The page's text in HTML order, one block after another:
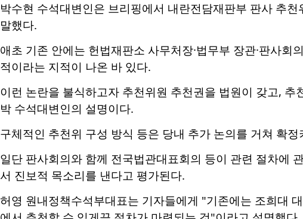
박수현 수석대변인은 브리핑에서 내란전담재판부 판사 추
말했다.
애초 기존 안에는 헌법재판소 사무처장·법무부 장관·판사
적이라는 지적이 나온 바 있다.
이런 논란을 불식하고자 추천위원 추천권을 법원이 갖고,
박 수석대변인의 설명이다.
구체적인 추천위 구성 방식 등은 당내 추가 논의를 거쳐 확정
일단 판사회의와 함께 전국법관대표회의 등이 관련 절차에
서 진보적 목소리를 낸다고 평가된다.
허영 원내정책수석부대표는 기자들에게 "기존에는 조희대